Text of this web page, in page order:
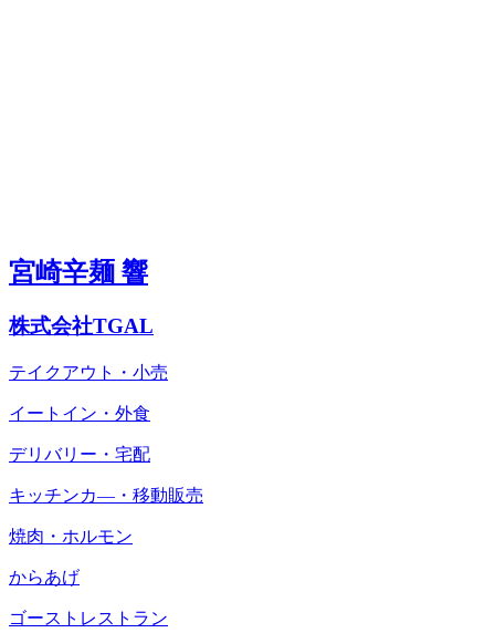
宮崎辛麺 響
株式会社TGAL
テイクアウト・小売
イートイン・外食
デリバリー・宅配
キッチンカ―・移動販売
焼肉・ホルモン
からあげ
ゴーストレストラン